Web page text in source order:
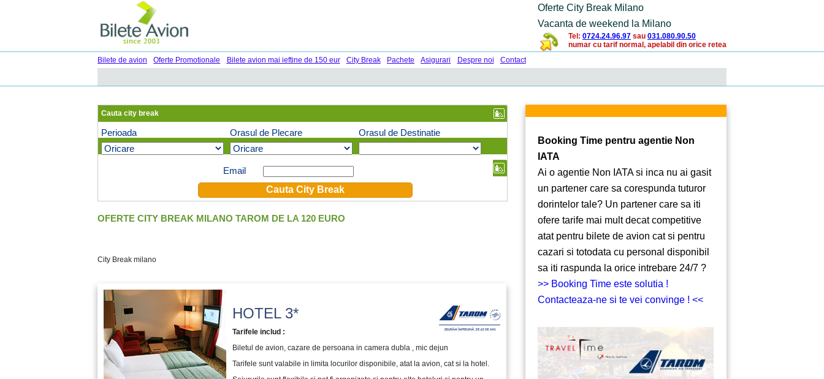
Oferte City Break Milano
Vacanta de weekend la Milano
Tel: 0724.24.96.97 sau 031.080.90.50
numar cu tarif normal, apelabil din orice retea
Bilete de avion
Oferte Promotionale Bilete avion mai ieftine de 150 eur City Break Pachete Asigurari Despre noi Contact
Cauta city break
Perioada Orasul de Plecare Orasul de Destinatie
Email
OFERTE CITY BREAK MILANO TAROM DE LA 120 EURO
City Break milano
HOTEL 3*
Tarifele includ :
Biletul de avion, cazare de persoana in camera dubla , mic dejun
Tarifele sunt valabile in limita locurilor disponibile, atat la avion, cat si la hotel.
Booking Time pentru agentie Non
IATA
Ai o agentie Non IATA si inca nu ai gasit
un partener care sa corespunda tuturor
dorintelor tale? Un partener care sa iti
ofere tarife mai mult decat competitive
atat pentru bilete de avion cat si pentru
cazari si totodata cu personal disponibil
sa iti raspunda la orice intrebare 24/7 ?
>> Booking Time este solutia !
Contacteaza-ne si te vei convinge ! <<